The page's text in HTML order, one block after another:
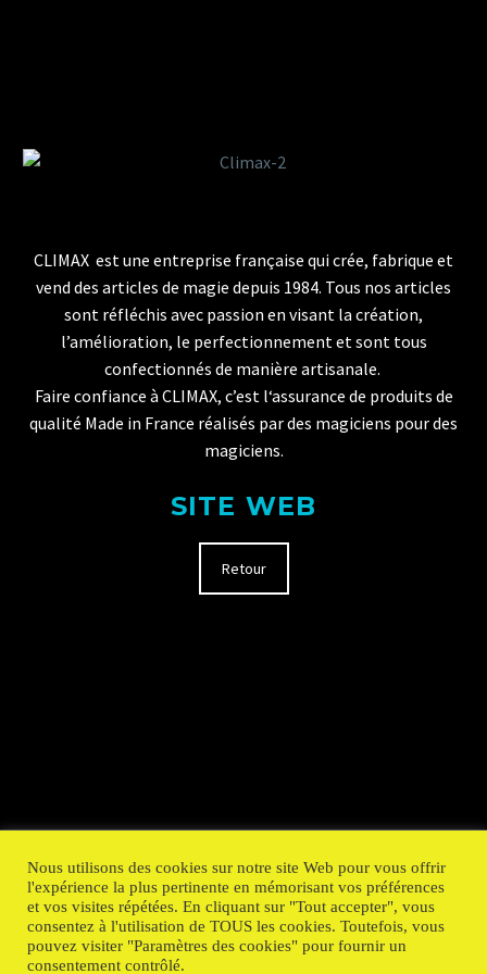
CLIMAX est une entreprise française qui crée, fabrique et
vend des articles de magie depuis 1984. Tous nos articles
sont réfléchis avec passion en visant la création,
l’amélioration, le perfectionnement et sont tous
confectionnés de manière artisanale.
Faire confiance à CLIMAX, c’est l‘assurance de produits de
qualité Made in France réalisés par des magiciens pour des
magiciens.
SITE WEB
Retour
Nous utilisons des cookies sur notre site Web pour vous offrir
l'expérience la plus pertinente en mémorisant vos préférences
et vos visites répétées. En cliquant sur "Tout accepter", vous
consentez à l'utilisation de TOUS les cookies. Toutefois, vous
pouvez visiter "Paramètres des cookies" pour fournir un
consentement contrôlé.